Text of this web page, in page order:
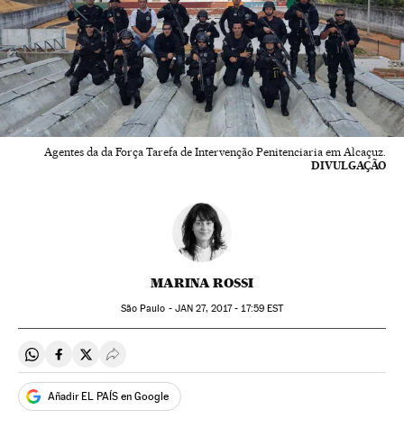
Agentes da da Força Tarefa de Intervenção Penitenciaria em Alcaçuz.
DIVULGAÇÃO
MARINA ROSSI
São Paulo - JAN 27, 2017 - 17:59EST
Compartir en Whatsapp
Compartir en Facebook
Compartir en Twitter
Desplegar Redes Sociales
Añadir EL PAÍS en Google